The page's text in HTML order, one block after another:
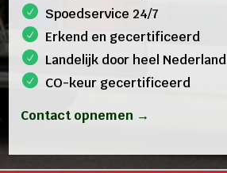
Spoedservice 24/7
Erkend en gecertificeerd
Landelijk door heel Nederland
CO-keur gecertificeerd
Contact opnemen →